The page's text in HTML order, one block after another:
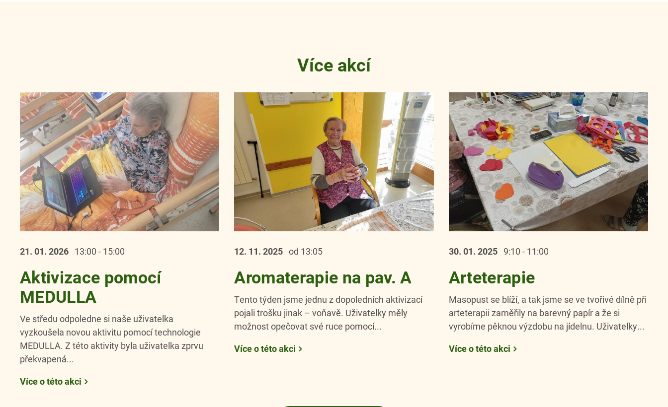
Více akcí
21. 01. 2026 13:00 - 15:00
Aktivizace pomocí
MEDULLA
Ve středu odpoledne si naše uživatelka
vyzkoušela novou aktivitu pomocí technologie
MEDULLA. Z této aktivity byla uživatelka zprvu
překvapená...
Více o této akci
12. 11.2025 od 13:05
Aromaterapie na pav. A
Tento týden jsme jednu z dopoledních aktivizací
pojali trošku jinak – voňavě. Uživatelky měly
možnost opečovat své ruce pomocí...
Více o této akci
30. 01. 2025 9:10 - 11:00
Arteterapie
Masopust se blíží, a tak jsme se ve tvořivé dílně při
arteterapii zaměřily na barevný papír a že si
vyrobíme pěknou výzdobu na jídelnu. Uživatelky...
Více o této akci